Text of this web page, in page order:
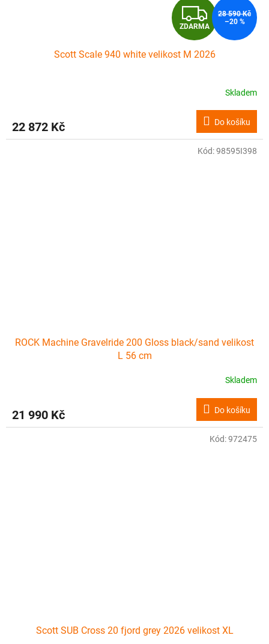
Z
D
A
M
A
ZDARMA
28 590 Kč
–20 %
Scott Scale 940 white velikost M 2026
Skladem
22 872 Kč Do košíku
ROCK Machine Gravelride 200 Gloss black/sand velikost
L 56 cm
Skladem
21 990 Kč Do košíku
Kód:98595I398
Scott SUB Cross 20 fjord grey 2026 velikost XL
Kód:972475